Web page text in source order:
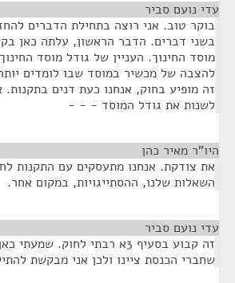
עדי נועם סביר
בוקר טוב. אני רוצה בתחילת הדברים
בשני דברים. הדבר הראשון, עלתה כאן
מוסד החינוך. העניין של גודל מוסד
זה מופיע בחוק, אנחנו כעת דנים בתקנות.
לשנות את גודל המוסד - - -
היו"ר מאיר כהן
השאלות שלנו, ההסתייגויות, במקום אחר.
עדי נועם סביר
זה קבוע בסעיף 3א רבתי לחוק.
שחברי הכנסת ציינו ולכן אני מבקשת